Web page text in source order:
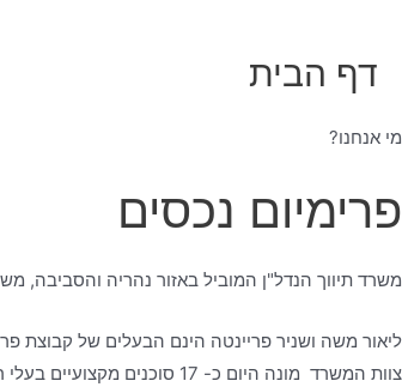
דף הבית
מי אנחנו?
פרימיום נכסים
משרד תיווך הנדל"ן המוביל באזור נהריה והסביבה,
ליאור משה ושניר פריינטה הינם הבעלים של קבוצת
צוות המשרד מונה היום כ- 17 סוכנים מקצועיים בעלי רישיון תיווך מטעם משרד המשפטים, אשר עובדים לפי כל כללי האתיקה המקצועית- ביושר, בהגינות ובשקיפות מלאה, כאשר הלקוח עומד לנגד עיניהם.